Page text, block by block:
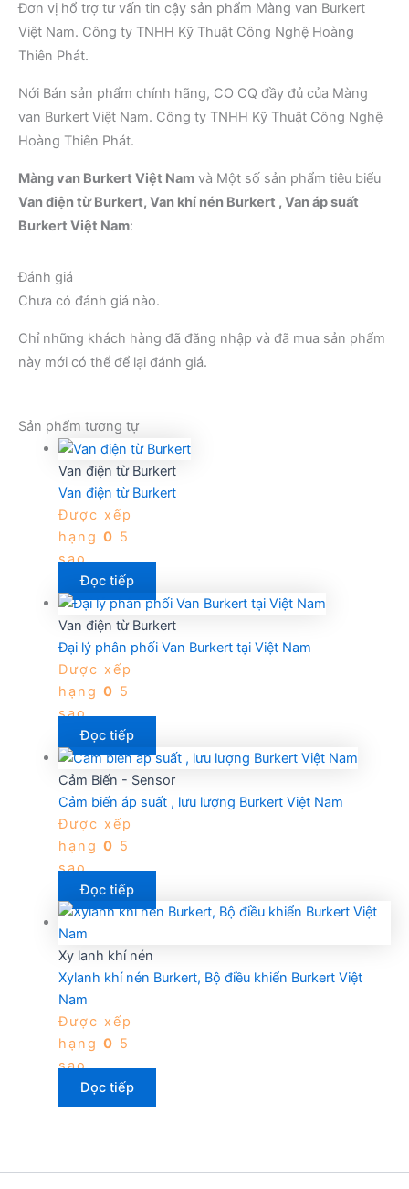
Đơn vị hổ trợ tư vấn tin cậy sản phẩm Màng van Burkert
Việt Nam. Công ty TNHH Kỹ Thuật Công Nghệ Hoàng
Thiên Phát.
Nới Bán sản phẩm chính hãng, CO CQ đầy đủ của Màng
van Burkert Việt Nam. Công ty TNHH Kỹ Thuật Công Nghệ
Hoàng Thiên Phát.
Màng van Burkert Việt Nam và Một số sản phẩm tiêu biểu
Van điện từ Burkert, Van khí nén Burkert , Van áp suất
Burkert Việt Nam:
Đánh giá
Chưa có đánh giá nào.
Chỉ những khách hàng đã đăng nhập và đã mua sản phẩm
này mới có thể để lại đánh giá.
Sản phẩm tương tự
Van điện từ Burkert
Van điện từ Burkert
Được xếp
hạng 0 5
sao
Đọc tiếp
Van điện từ Burkert
Đại lý phân phối Van Burkert tại Việt Nam
Được xếp
hạng 0 5
sao
Đọc tiếp
Cảm Biến - Sensor
Cảm biến áp suất , lưu lượng Burkert Việt Nam
Được xếp
hạng 0 5
sao
Đọc tiếp
Xy lanh khí nén
Xylanh khí nén Burkert, Bộ điều khiển Burkert Việt
Nam
Được xếp
hạng 0 5
sao
Đọc tiếp